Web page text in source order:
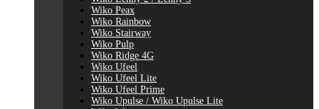
Wiko Peax
Wiko Rainbow
Wiko Stairway
Wiko Pulp
Wiko Ridge 4G
Wiko Ufeel
Wiko Ufeel Lite
Wiko Ufeel Prime
Wiko Upulse / Wiko Upulse Lite